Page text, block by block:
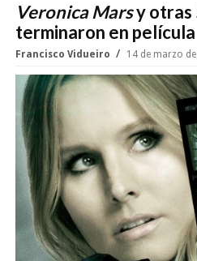
Veronica Marsy otras
terminaron en película
Francisco Vidueiro 14 de marzo